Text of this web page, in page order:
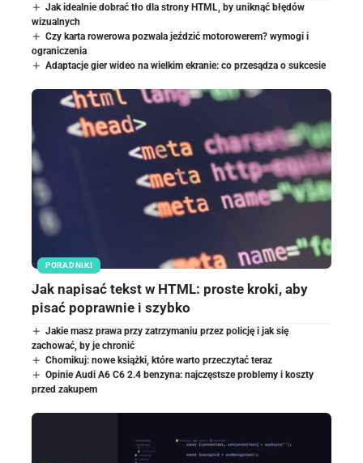
Jak idealnie dobrać tło dla strony HTML, by uniknąć błędów
wizualnych
Czy karta rowerowa pozwala jeździć motorowerem? wymogi i
ograniczenia
Adaptacje gier wideo na wielkim ekranie: co przesądza o sukcesie
PORADNIKI
Jak napisać tekst w HTML: proste kroki, aby
pisać poprawnie i szybko
Jakie masz prawa przy zatrzymaniu przez policję i jak się
zachować, by je chronić
Chomikuj: nowe książki, które warto przeczytać teraz
Opinie Audi A6 C6 2.4 benzyna: najczęstsze problemy i koszty
przed zakupem